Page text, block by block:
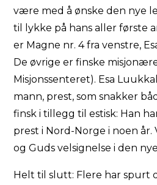
være med å ønske den nye
til lykke på hans aller første
er Magne nr. 4 fra venstre,
De øvrige er finske
Misjonssenteret). Esa
mann, prest, som snakker
finsk i tillegg til estisk: Han
prest i Nord-Norge i noen år.
og Guds velsignelse i den
Helt til slutt: Flere har spurt